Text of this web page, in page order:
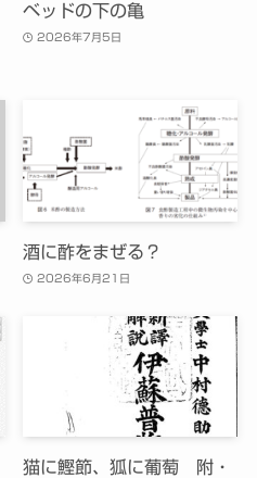
ベッドの下の亀
2026年7月5日
酒に酢をまぜる？
2026年6月21日
猫に鰹節、狐に葡萄 附・